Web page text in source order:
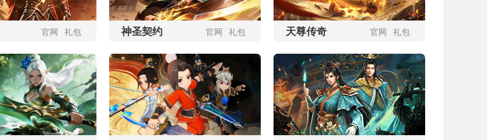
官网 礼包 神圣契约 官网 礼包 天尊传奇 官网 礼包
更多区服 更多区服 更多区服
开始游戏
更多区服
开始游戏
更多区服
开始游戏
更多区服